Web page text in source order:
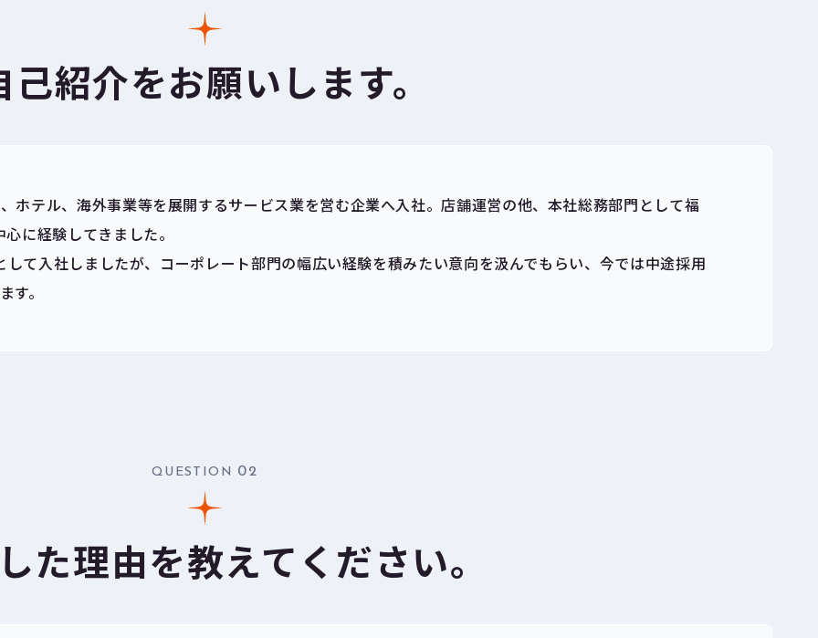
己紹介をお願いします。
ホテル、海外事業等を展開するサービス業を営む企業へ入社。店舗運営の他、本社総務部門として福
に経験してきました。
て入社しましたが、コーポレート部門の幅広い経験を積みたい意向を汲んでもらい、今では中途採用
す。
QUESTION 02
た理由を教えてください。